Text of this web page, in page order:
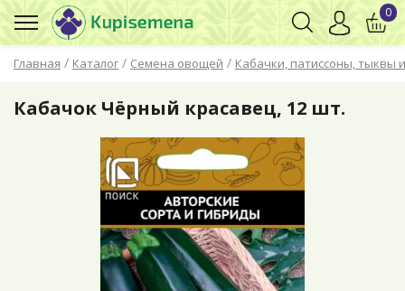
Главная / Каталог / Семена овощей / Кабачки, патиссоны, тыквы
0
Кабачок Чёрный красавец, 12 шт.